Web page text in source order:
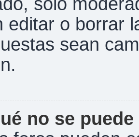
solo
editar o borrar
sean
no se